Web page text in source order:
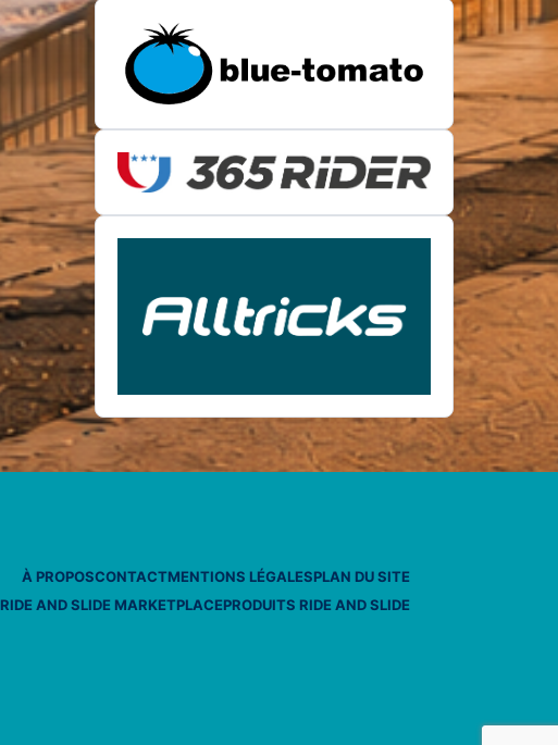
À PROPOSCONTACTMENTIONS LÉGALESPLAN DU SITE
RIDE AND SLIDE MARKETPLACEPRODUITS RIDE AND SLIDE